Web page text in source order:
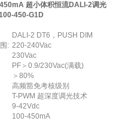
超小体积恒流DALI-2调光
450-G1D
DALI-2 DT6，PUSH DIM
: 220-240Vac
230Vac
PF＞0.9/230Vac(满载)
＞80%
高频豁免考核级别
T-PWM 超深度调光技术
9-42Vdc
100-450mA